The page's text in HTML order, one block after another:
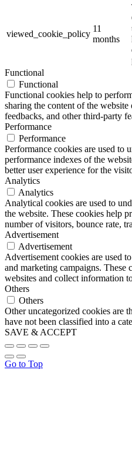
viewed_cookie_policy
11
months
Functional
Functional
Functional cookies help to
sharing the content of the
feedbacks, and other third-party
Performance
Performance
Performance cookies are used to
performance indexes of the
better user experience for the
Analytics
Analytics
Analytical cookies are used to
the website. These cookies help
number of visitors, bounce rate,
Advertisement
Advertisement
Advertisement cookies are used
and marketing campaigns. These
websites and collect information
Others
Others
Other uncategorized cookies are
have not been classified into a
SAVE & ACCEPT
Go to Top